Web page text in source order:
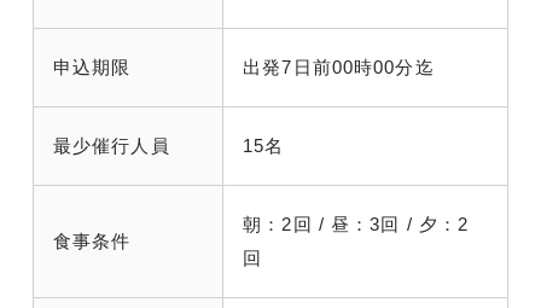
申込期限 出発7日前00時00分迄
最少催行人員 15名
食事条件
朝：2回 / 昼：3回 / 夕：2
回